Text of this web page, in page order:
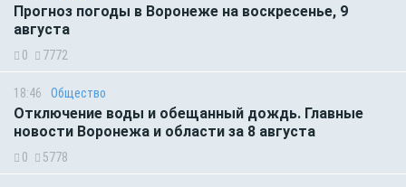
Прогноз погоды в Воронеже на воскресенье, 9
августа
0 7772
18:46 Общество
Отключение воды и обещанный дождь. Главные
новости Воронежа и области за 8 августа
0 5778